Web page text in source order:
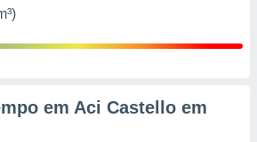
em Aci Castello em